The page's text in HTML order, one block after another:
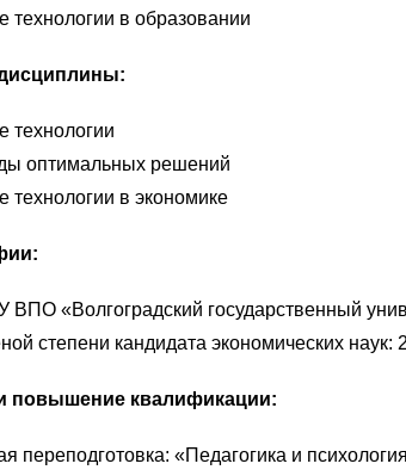
в образовании
оптимальных решений
в экономике
«Волгоградский государственный
степени кандидата экономических
повышение квалификации:
переподготовка: «Педагогика и